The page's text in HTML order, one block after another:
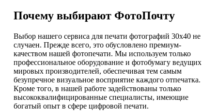
Почему выбирают ФотоПочту
Выбор нашего сервиса для печати фотографий 30х40 не
случаен. Прежде всего, это обусловлено премиум-
качеством нашей фотопечати. Мы используем только
профессиональное оборудование и фотобумагу ведущих
мировых производителей, обеспечивая тем самым
безупречное визуальное восприятие каждого отпечатка.
Кроме того, в нашей работе задействованы только
высококвалифицированные специалисты, имеющие
богатый опыт в сфере цифровой печати.